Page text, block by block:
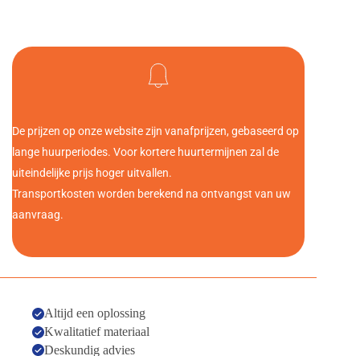
De prijzen op onze website zijn vanafprijzen, gebaseerd op
lange huurperiodes. Voor kortere huurtermijnen zal de
uiteindelijke prijs hoger uitvallen.
Transportkosten worden berekend na ontvangst van uw
aanvraag.
Altijd een oplossing
Kwalitatief materiaal
Deskundig advies